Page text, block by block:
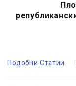
Подобни Статии